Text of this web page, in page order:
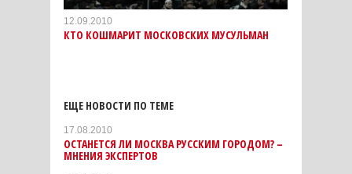
12.09.2010
КТО КОШМАРИТ МОСКОВСКИХ МУСУЛЬМАН
ЕЩЕ НОВОСТИ ПО ТЕМЕ
17.08.2010
ОСТАНЕТСЯ ЛИ МОСКВА РУССКИМ ГОРОДОМ? –
МНЕНИЯ ЭКСПЕРТОВ